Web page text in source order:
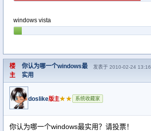
windows vista
楼
主
你认为哪一个windows最
实用
发表于 2010-02-24 13:16
doslike版主★★ 系统收藏家
你认为哪一个windows最实用？请投票！